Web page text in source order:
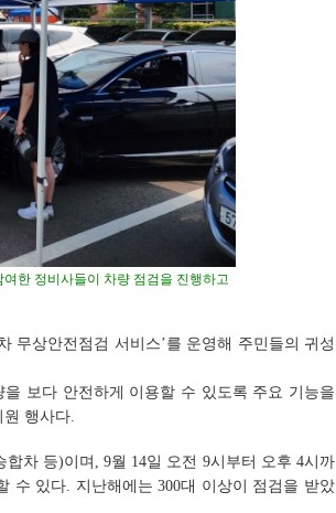
한 정비사들이 차량 점검을 진행하고
무상안전점검 서비스’를 운영해 주민들의 귀성
보다 안전하게 이용할 수 있도록 주요 기능을
행사다.
차 등)이며, 9월 14일 오전 9시부터 오후 4시까
수 있다. 지난해에는 300대 이상이 점검을 받았